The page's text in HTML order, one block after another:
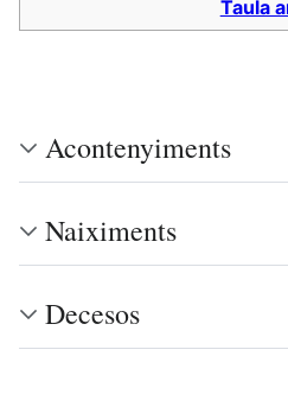
Taula
Acontenyiments
Naiximents
Decesos